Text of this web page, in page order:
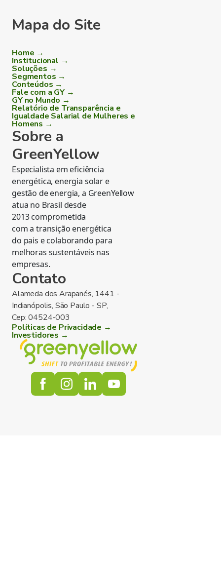
Mapa do Site
Home →
Institucional →
Soluções →
Segmentos →
Conteúdos →
Fale com a GY →
GY no Mundo →
Relatório de Transparência e
Igualdade Salarial de Mulheres e
Homens →
Sobre a
GreenYellow
Especialista em eficiência
energética, energia solar e
gestão de energia, a GreenYellow
atua no Brasil desde
2013 comprometida
com a transição energética
do pais e colaborando para
melhoras sustentáveis nas
empresas.
Contato
Alameda dos Arapanés, 1441 -
Indianópolis, São Paulo - SP,
Cep: 04524-003
Políticas de Privacidade →
Investidores →